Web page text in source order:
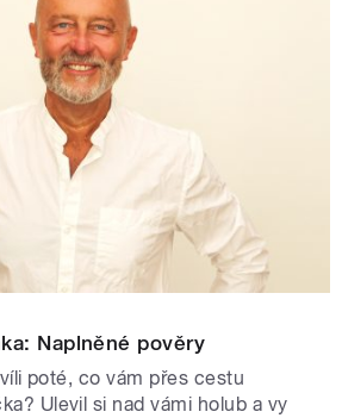
Naplněné pověry
poté, co vám přes cestu
Ulevil si nad vámi holub a vy